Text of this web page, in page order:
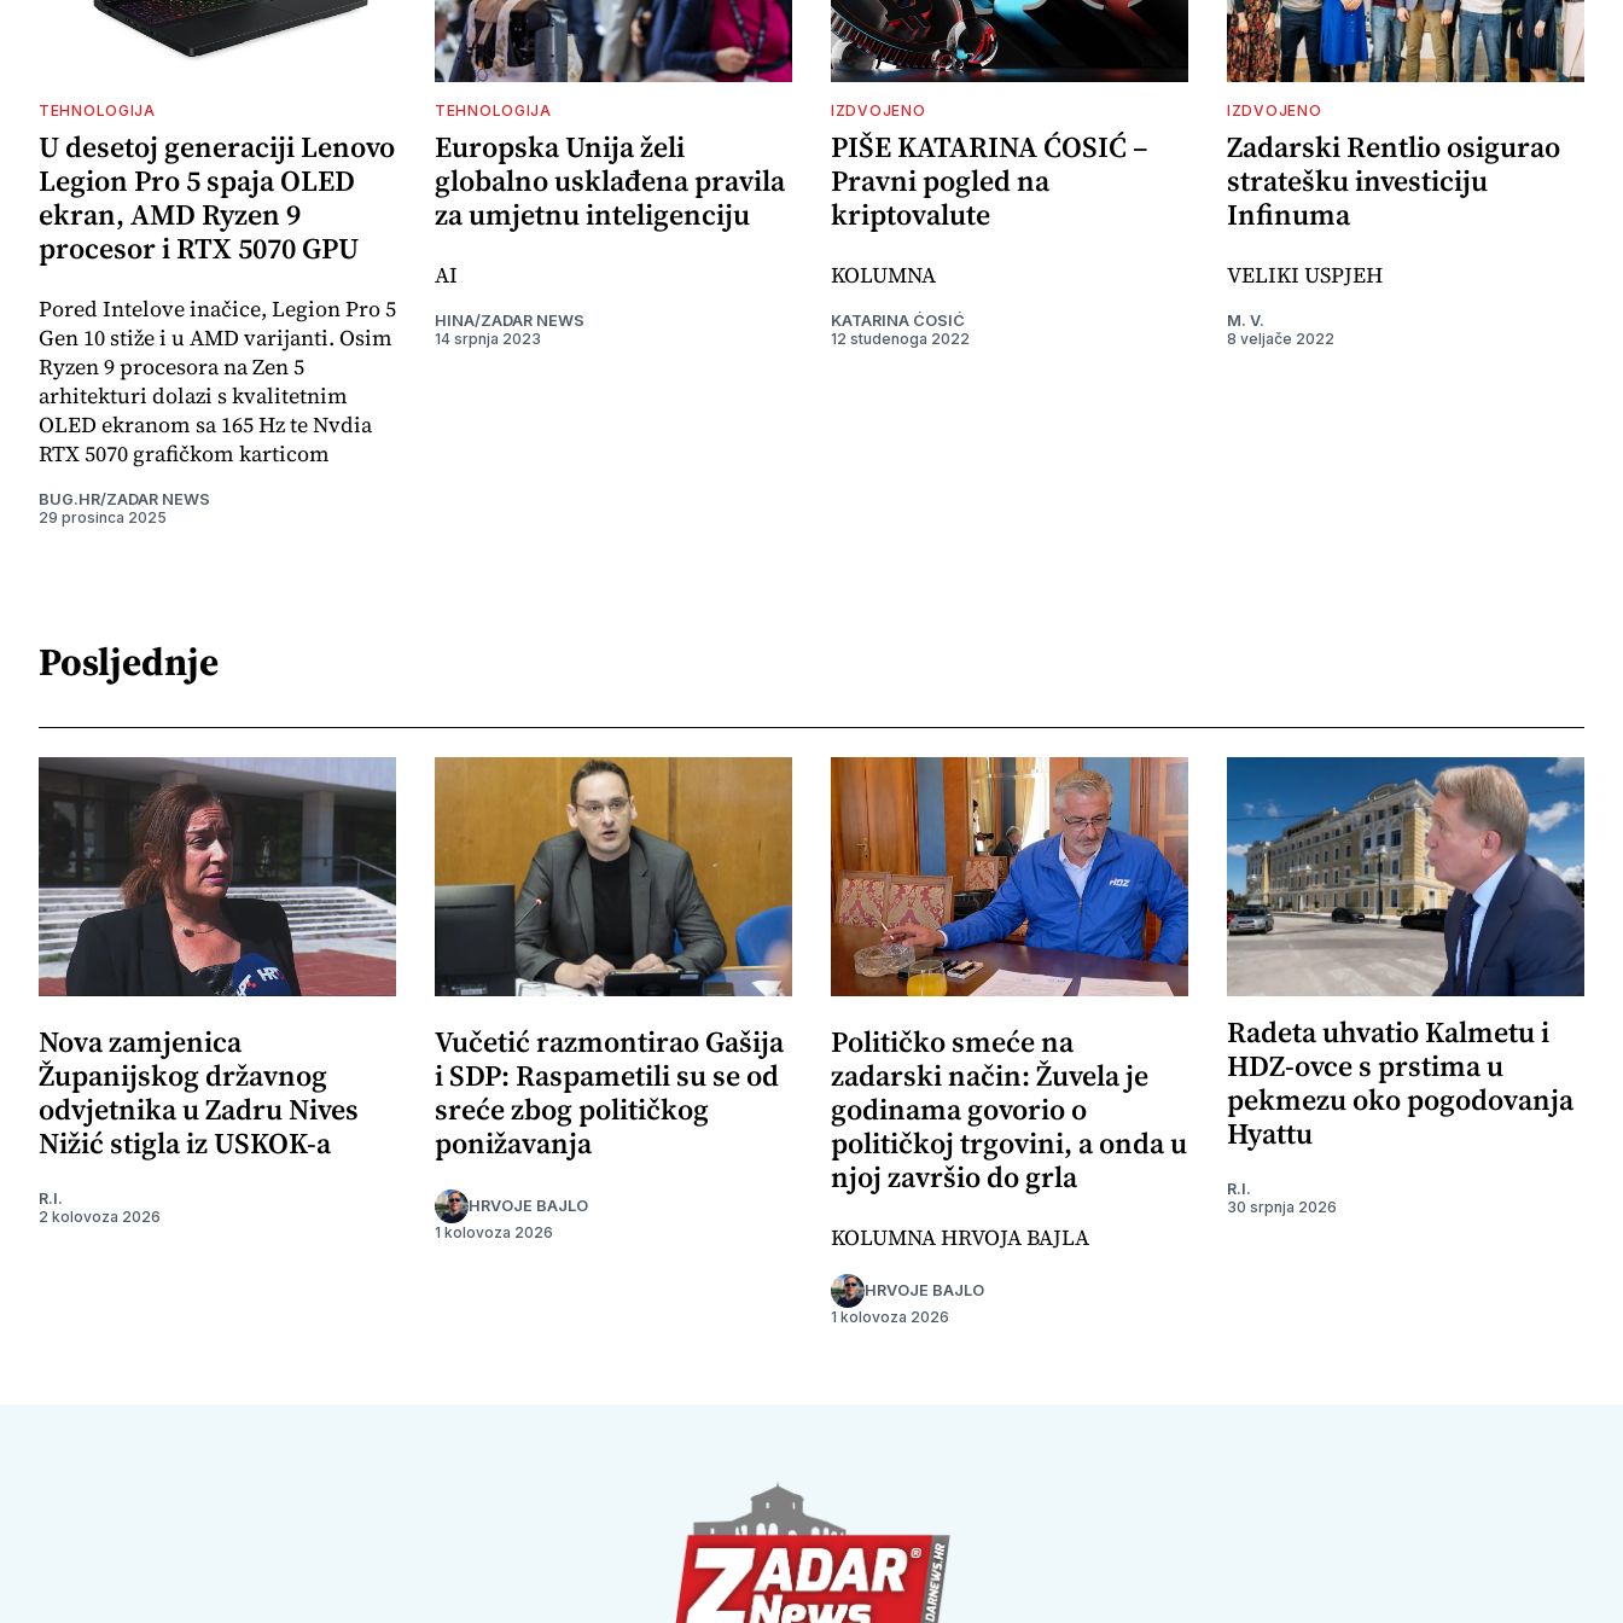
TEHNOLOGIJA
U desetoj generaciji Lenovo
Legion Pro 5 spaja OLED
ekran, AMD Ryzen 9
procesor i RTX 5070 GPU
Pored Intelove inačice, Legion Pro 5
Gen 10 stiže i u AMD varijanti. Osim
Ryzen 9 procesora na Zen 5
arhitekturi dolazi s kvalitetnim
OLED ekranom sa 165 Hz te Nvdia
RTX 5070 grafičkom karticom
BUG.HR/ZADAR NEWS
29 prosinca 2025
TEHNOLOGIJA
Europska Unija želi
globalno usklađena pravila
za umjetnu inteligenciju
AI
HINA/ZADAR NEWS
14 srpnja 2023
IZDVOJENO
PIŠE KATARINA ĆOSIĆ –
Pravni pogled na
kriptovalute
KOLUMNA
KATARINA ĆOSIĆ
12 studenoga 2022
IZDVOJENO
Zadarski Rentlio osigurao
stratešku investiciju
Infinuma
VELIKI USPJEH
M. V.
8 veljače 2022
Posljednje
Nova zamjenica
Županijskog državnog
odvjetnika u Zadru Nives
Nižić stigla iz USKOK-a
R.I.
2 kolovoza 2026
Vučetić razmontirao Gašija
i SDP: Raspametili su se od
sreće zbog političkog
ponižavanja
HRVOJE BAJLO
1 kolovoza 2026
Političko smeće na
zadarski način: Žuvela je
godinama govorio o
političkoj trgovini, a onda u
njoj završio do grla
KOLUMNA HRVOJA BAJLA
HRVOJE BAJLO
1 kolovoza 2026
Radeta uhvatio Kalmetu i
HDZ-ovce s prstima u
pekmezu oko pogodovanja
Hyattu
R.I.
30 srpnja 2026